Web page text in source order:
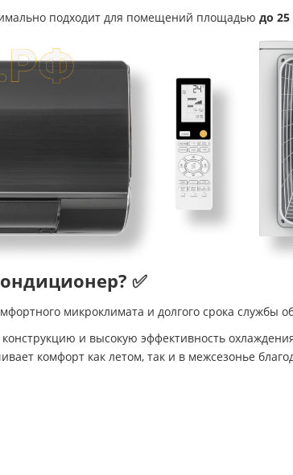
подходит для помещений площадью до 25
✅
микроклимата и долгого срока службы
и высокую эффективность
комфорт как летом, так и в межсезонье